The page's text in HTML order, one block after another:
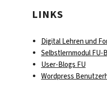
LINKS
Digital Lehren und
Selbstlernmodul FU-
User-Blogs FU
Wordpress